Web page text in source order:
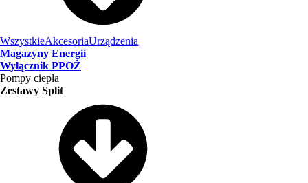
WszystkieAkcesoriaUrządzenia
Magazyny Energii
Wyłącznik PPOŻ
Pompy ciepła
Zestawy Split